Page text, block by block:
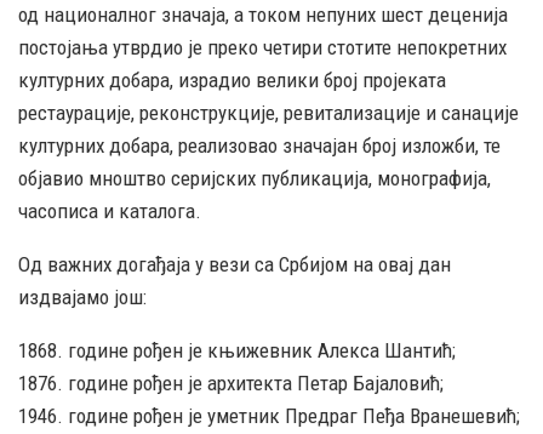
од националног значаја, а током непуних шест деценија
постојања утврдио је преко четири стотите непокретних
културних добара, израдио велики број пројеката
рестаурације, реконструкције, ревитализације и санације
културних добара, реализовао значајан број изложби, те
објавио мноштво серијских публикација, монографија,
часописа и каталога.
Од важних догађаја у вези са Србијом на овај дан
издвајамо још:
1868. године рођен је књижевник Алекса Шантић;
1876. године рођен је архитекта Петар Бајаловић;
1946. године рођен је уметник Предраг Пеђа Вранешевић;